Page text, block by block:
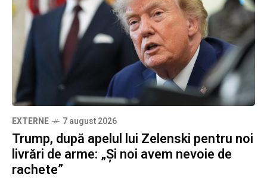
EXTERNE 7 august 2026
Trump, după apelul lui Zelenski pentru noi
livrări de arme: „Și noi avem nevoie de
rachete”